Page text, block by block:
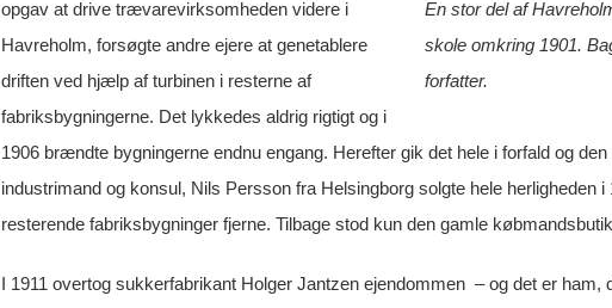
En stor del af
skole omkring 1901.
forfatter.
opgav at drive trævarevirksomheden videre i
Havreholm, forsøgte andre ejere at genetablere
driften ved hjælp af turbinen i resterne af
fabriksbygningerne. Det lykkedes aldrig rigtigt og i
1906 brændte bygningerne endnu engang. Herefter gik det hele i forfald og
industrimand og konsul, Nils Persson fra Helsingborg solgte hele herligheden
resterende fabriksbygninger fjerne. Tilbage stod kun den gamle
I 1911 overtog sukkerfabrikant Holger Jantzen ejendommen – og det er